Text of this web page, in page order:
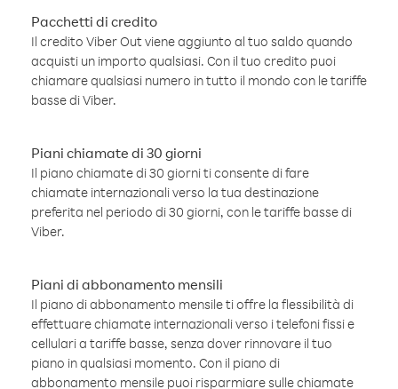
Pacchetti di credito
Il credito Viber Out viene aggiunto al tuo saldo quando
acquisti un importo qualsiasi. Con il tuo credito puoi
chiamare qualsiasi numero in tutto il mondo con le tariffe
basse di Viber.
Piani chiamate di 30 giorni
Il piano chiamate di 30 giorni ti consente di fare
chiamate internazionali verso la tua destinazione
preferita nel periodo di 30 giorni, con le tariffe basse di
Viber.
Piani di abbonamento mensili
Il piano di abbonamento mensile ti offre la flessibilità di
effettuare chiamate internazionali verso i telefoni fissi e
cellulari a tariffe basse, senza dover rinnovare il tuo
piano in qualsiasi momento. Con il piano di
abbonamento mensile puoi risparmiare sulle chiamate